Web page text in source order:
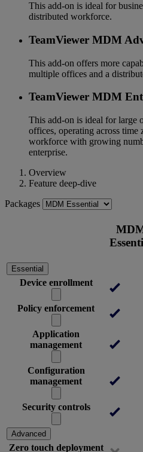
This add-on is ideal for
distributed workforce.
TeamViewer MDM
This add-on offers more
multiple offices and a
TeamViewer MDM
This add-on is ideal for large
offices, operating across time
workforce with growing
enterprise.
Overview
Feature deep-dive
Packages
Essential
Device enrollment
Policy enforcement
Application
management
Configuration
management
Security controls
Advanced
Zero touch deployment